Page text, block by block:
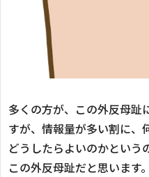
多くの方が、この外反母趾
すが、情報量が多い割に、
どうしたらよいのかという
この外反母趾だと思います。